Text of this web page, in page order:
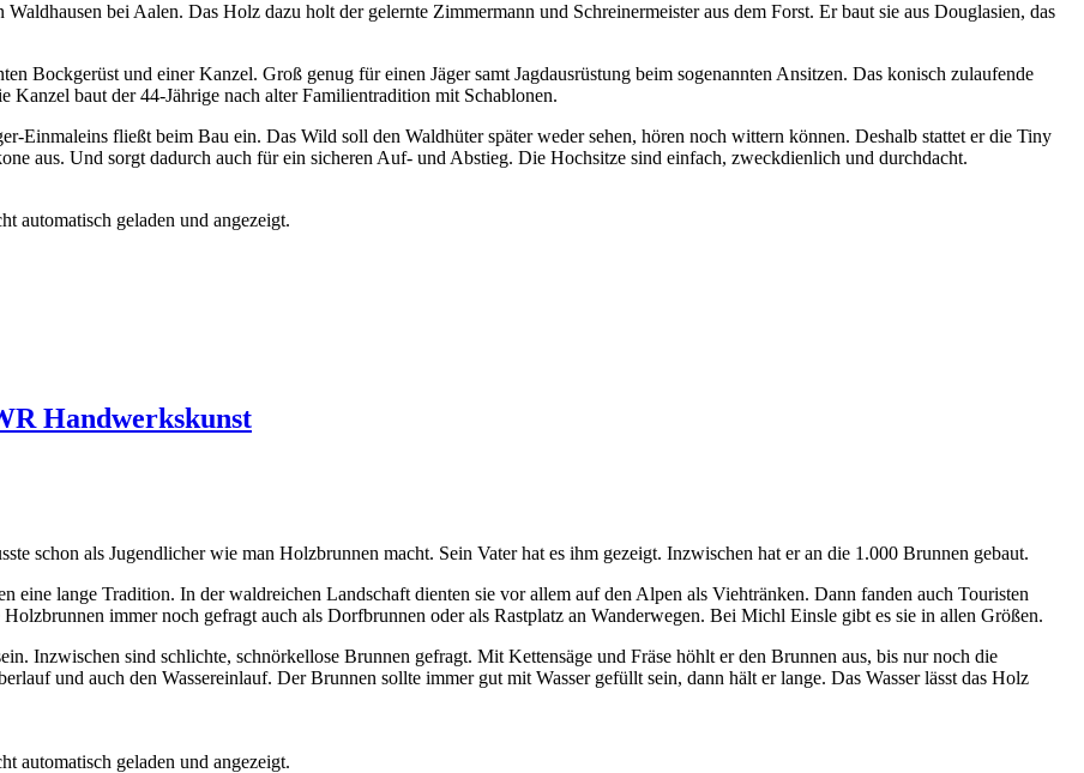
bei Aalen. Das Holz dazu holt der gelernte Zimmermann und Schreinermeister aus dem Forst. Er baut sie aus Douglasien, das
Bockgerüst und einer Kanzel. Groß genug für einen Jäger samt Jagdausrüstung beim sogenannten Ansitzen. Das konisch zulaufende
Kanzel baut der 44-Jährige nach alter Familientradition mit Schablonen.
Einmaleins fließt beim Bau ein. Das Wild soll den Waldhüter später weder sehen, hören noch wittern können. Deshalb stattet er die Tiny
aus. Und sorgt dadurch auch für ein sicheren Auf- und Abstieg. Die Hochsitze sind einfach, zweckdienlich und durchdacht.
automatisch geladen und angezeigt.
Handwerkskunst
schon als Jugendlicher wie man Holzbrunnen macht. Sein Vater hat es ihm gezeigt. Inzwischen hat er an die 1.000 Brunnen gebaut.
eine lange Tradition. In der waldreichen Landschaft dienten sie vor allem auf den Alpen als Viehtränken. Dann fanden auch Touristen
immer noch gefragt auch als Dorfbrunnen oder als Rastplatz an Wanderwegen. Bei Michl Einsle gibt es sie in allen Größen.
Inzwischen sind schlichte, schnörkellose Brunnen gefragt. Mit Kettensäge und Fräse höhlt er den Brunnen aus, bis nur noch die
und auch den Wassereinlauf. Der Brunnen sollte immer gut mit Wasser gefüllt sein, dann hält er lange. Das Wasser lässt das Holz
automatisch geladen und angezeigt.